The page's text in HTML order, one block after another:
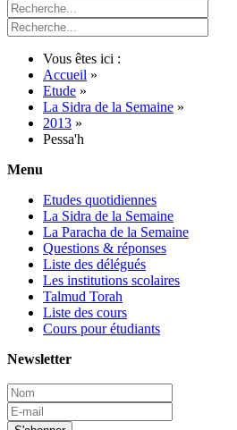
Vous êtes ici :
Accueil »
Etude »
La Sidra de la Semaine »
2013 »
Pessa'h
Menu
Etudes quotidiennes
La Sidra de la Semaine
La Paracha de la Semaine
Questions & réponses
Liste des délégués
Les institutions scolaires
Talmud Torah
Liste des cours
Cours pour étudiants
Newsletter